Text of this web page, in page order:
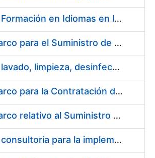
Servicio de Formación en Idiomas en la Modalidad Presencial
Acuerdo Marco para el Suministro de Droguería y Limpieza para la FNMT-RCM durante el año 2019 en su Sede de Madrid
Servicio de lavado, limpieza, desinfección y descontaminación de la ropa de trabajo del personal de la FNMT-RCM de Madrid
Acuerdo Marco para la Contratación de Fabricación de Piezas
Acuerdo Marco relativo al Suministro de Informáticos 2019
Servicio de consultoría para la implementación de un Proceso Automatizado de Preparación de Expedientes de Compras